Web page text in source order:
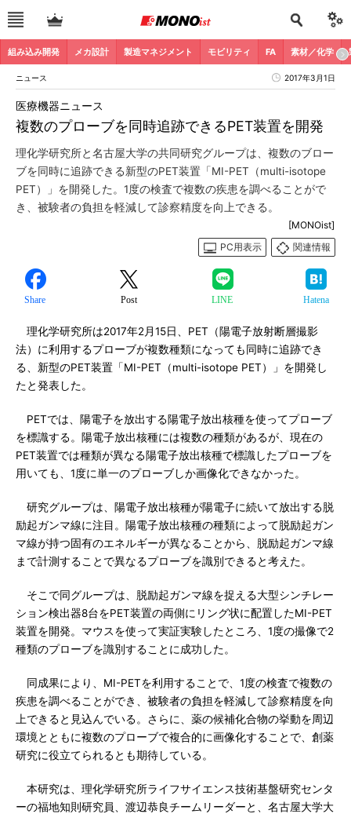
組み込み開発 メカ設計 製造マネジメント モビリティ FA 素材／化学
ニュース 2017年3月1日
複数のプローブを同時追跡できるPET装置を開発
医療機器ニュース
理化学研究所と名古屋大学の共同研究グループは、複数のブロー
ブを同時に追跡できる新型のPET装置「MI-PET（multi-isotope
PET）」を開発した。1度の検査で複数の疾患を調べることがで
き、被験者の負担を軽減して診察精度を向上できる。
[MONOist]
PC用表示
関連情報
Share Post LINE Hatena
理化学研究所は2017年2月15日、PET（陽電子放射断層撮影
法）に利用するプローブが複数種類になっても同時に追跡でき
る、新型のPET装置「MI-PET（multi-isotope PET）」を開発し
たと発表した。
PETでは、陽電子を放出する陽電子放出核種を使ってプローブ
を標識する。陽電子放出核種には複数の種類があるが、現在の
PET装置では種類が異なる陽電子放出核種で標識したプローブを
用いても、1度に単一のプローブしか画像化できなかった。
研究グループは、陽電子放出核種が陽電子に続いて放出する脱
励起ガンマ線に注目。陽電子放出核種の種類によって脱励起ガン
マ線が持つ固有のエネルギーが異なることから、脱励起ガンマ線
まで計測することで異なるプローブを識別できると考えた。
そこで同グループは、脱励起ガンマ線を捉える大型シンチレー
ション検出器8台をPET装置の両側にリング状に配置したMI-PET
装置を開発。マウスを使って実証実験したところ、1度の撮像で2
種類のプローブを識別することに成功した。
同成果により、MI-PETを利用することで、1度の検査で複数の
疾患を調べることができ、被験者の負担を軽減して診察精度を向
上できると見込んでいる。さらに、薬の候補化合物の挙動を周辺
環境とともに複数のプローブで複合的に画像化することで、創薬
研究に役立てられるとも期待している。
本研究は、理化学研究所ライフサイエンス技術基盤研究センタ
ーの福地知則研究員、渡辺恭良チームリーダーと、名古屋大学大